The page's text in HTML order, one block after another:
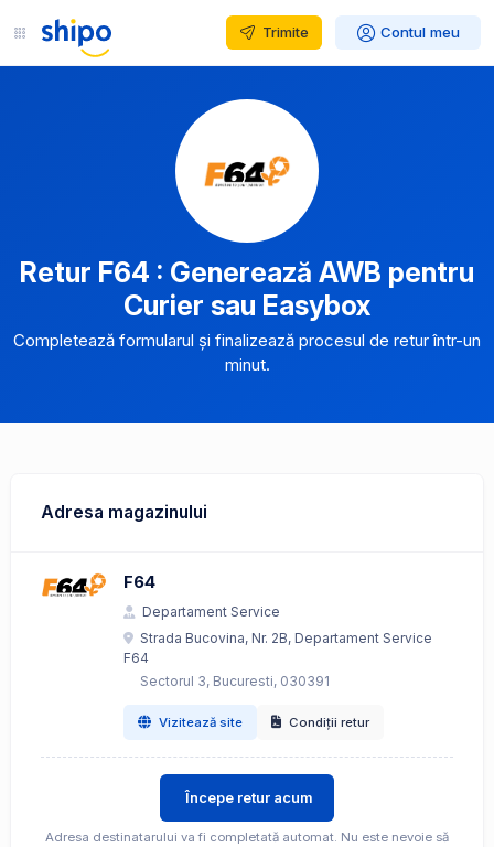
Trimite Contul meu
Retur F64 : Generează AWB pentru
Curier sau Easybox
Completează formularul și finalizează procesul de retur într-un
minut.
Adresa magazinului
F64
Departament Service
Strada Bucovina, Nr. 2B, Departament Service
F64
Sectorul 3, Bucuresti, 030391
Vizitează site Condiții retur
Începe retur acum
Adresa destinatarului va fi completată automat. Nu este nevoie să